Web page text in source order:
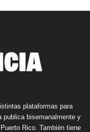
plataformas para
publica bisemanalmente y
Rico. También tiene